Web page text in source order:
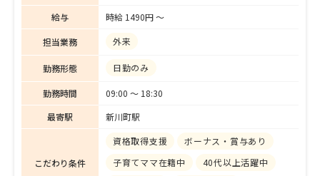
給与
時給 1490円 〜
担当業務 外来
勤務形態 日勤のみ
勤務時間
09:00 〜 18:30
最寄駅
新川町駅
こだわり条件
資格取得支援
ボーナス・賞与あり
子育てママ在籍中
40代以上活躍中